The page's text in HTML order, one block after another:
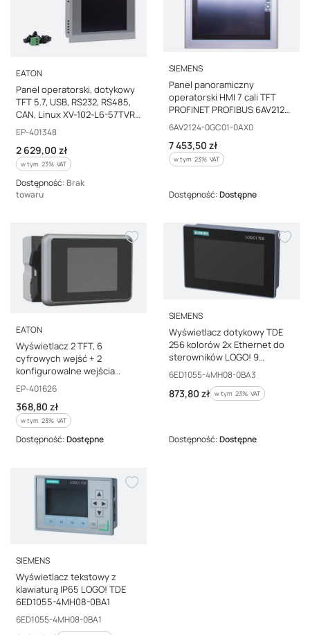
PRODUCENT
EATON
Panel operatorski, dotykowy
TFT 5.7, USB, RS232, RS485,
CAN, Linux XV-102-L6-57TVR-
10 EP-401348
Kod producenta
EP-401348
Cena brutto
2 629,00 zł
w tym %s VAT
w tym 23% VAT
Dostępność: Brak
towaru
PRODUCENT
SIEMENS
Panel panoramiczny
operatorski HMI 7 cali TFT
PROFINET PROFIBUS 6AV2124-
0GC01-0AX0
Kod producenta
6AV2124-0GC01-0AX0
Cena brutto
7 453,50 zł
w tym %s VAT
w tym 23% VAT
Dostępność:Dostępne
PRODUCENT
EATON
Wyświetlacz 2 TFT, 6
cyfrowych wejść + 2
konfigurowalne wejścia
(cyfrowe/0–10 V/0–20 mA/4–
20 mA), 12–24 V DC M22-AI-8I
EP-401626
Kod producenta
EP-401626
Cena brutto
368,80 zł
w tym %s VAT
w tym 23% VAT
Dostępność:Dostępne
PRODUCENT
SIEMENS
Wyświetlacz dotykowy TDE
256 kolorów 2x Ethernet do
sterowników LOGO! 9
6ED1055-4MH08-0BA3
Kod producenta
6ED1055-4MH08-0BA3
Cena brutto
873,80 zł w tym %s VAT
w tym 23% VAT
Dostępność:Dostępne
PRODUCENT
SIEMENS
Wyświetlacz tekstowy z
klawiaturą IP65 LOGO! TDE
6ED1055-4MH08-0BA1
Kod producenta
6ED1055-4MH08-0BA1